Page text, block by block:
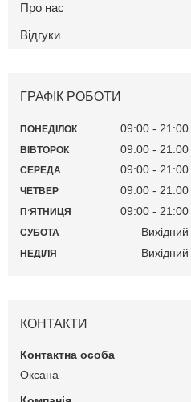
Про нас
Відгуки
ГРАФІК РОБОТИ
ПОНЕДІЛОК 09:00 21:00
ВІВТОРОК 09:00 21:00
СЕРЕДА 09:00 21:00
ЧЕТВЕР 09:00 21:00
ПʼЯТНИЦЯ 09:00 21:00
СУБОТА Вихідний
НЕДІЛЯ Вихідний
КОНТАКТИ
Оксана